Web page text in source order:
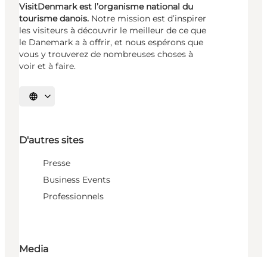
VisitDenmark est l’organisme national du
tourisme danois. Notre mission est d’inspirer
les visiteurs à découvrir le meilleur de ce que
le Danemark a à offrir, et nous espérons que
vous y trouverez de nombreuses choses à
voir et à faire.
Choisissez la langue
D'autres sites
Presse
Business Events
Professionnels
Media